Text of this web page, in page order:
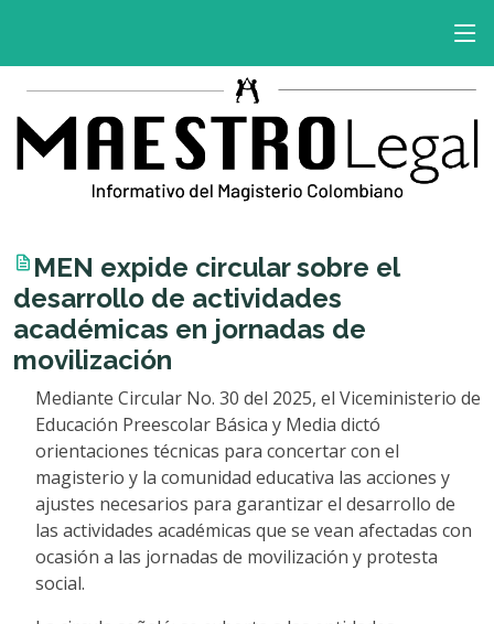
MEN expide circular sobre el
desarrollo de actividades
académicas en jornadas de
movilización
Mediante Circular No. 30 del 2025, el Viceministerio de
Educación Preescolar Básica y Media dictó
orientaciones técnicas para concertar con el
magisterio y la comunidad educativa las acciones y
ajustes necesarios para garantizar el desarrollo de
las actividades académicas que se vean afectadas con
ocasión a las jornadas de movilización y protesta
social.